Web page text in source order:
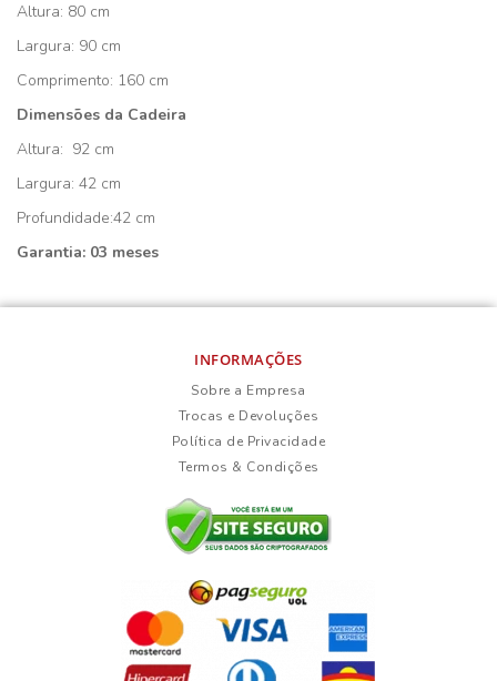
Altura: 80 cm
Largura: 90 cm
Comprimento: 160 cm
Dimensões da Cadeira
Altura: 92 cm
Largura: 42 cm
Profundidade:42 cm
Garantia: 03 meses
INFORMAÇÕES
Sobre a Empresa
Trocas e Devoluções
Política de Privacidade
Termos & Condições